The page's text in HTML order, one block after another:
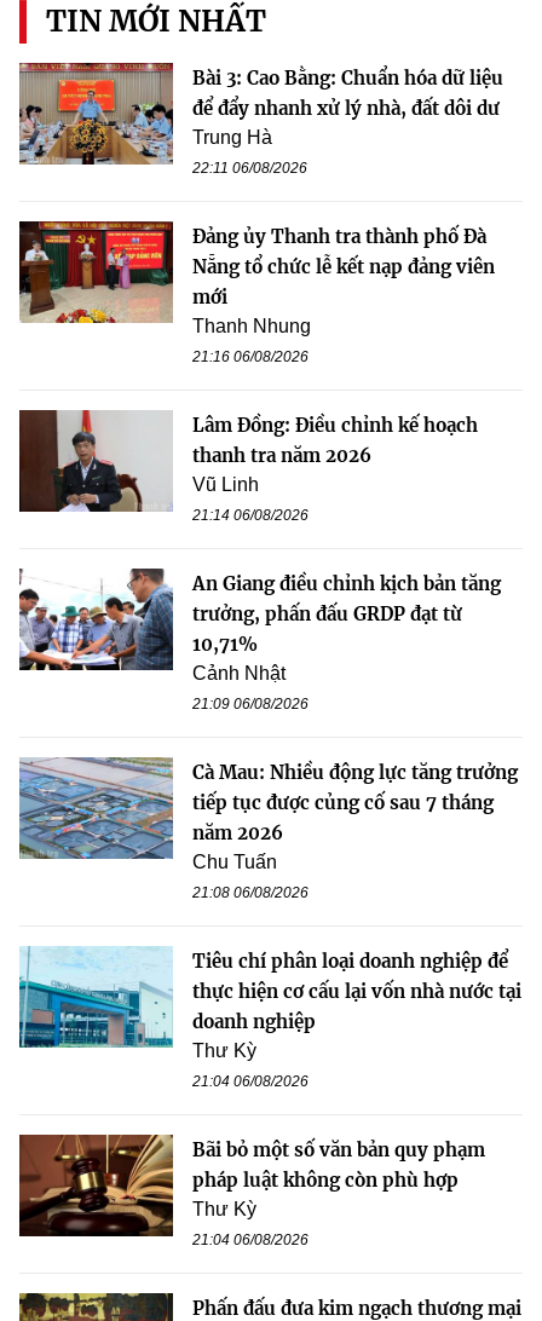
TIN MỚI NHẤT
Bài 3: Cao Bằng: Chuẩn hóa dữ liệu
để đẩy nhanh xử lý nhà, đất dôi dư
Trung Hà
22:11 06/08/2026
Đảng ủy Thanh tra thành phố Đà
Nẵng tổ chức lễ kết nạp đảng viên
mới
Thanh Nhung
21:16 06/08/2026
Lâm Đồng: Điều chỉnh kế hoạch
thanh tra năm 2026
Vũ Linh
21:14 06/08/2026
An Giang điều chỉnh kịch bản tăng
trưởng, phấn đấu GRDP đạt từ
10,71%
Cảnh Nhật
21:09 06/08/2026
Cà Mau: Nhiều động lực tăng trưởng
tiếp tục được củng cố sau 7 tháng
năm 2026
Chu Tuấn
21:08 06/08/2026
Tiêu chí phân loại doanh nghiệp để
thực hiện cơ cấu lại vốn nhà nước tại
doanh nghiệp
Thư Kỳ
21:04 06/08/2026
Bãi bỏ một số văn bản quy phạm
pháp luật không còn phù hợp
Thư Kỳ
21:04 06/08/2026
Phấn đấu đưa kim ngạch thương mại